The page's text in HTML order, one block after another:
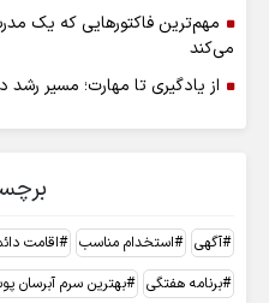
مهم‌ترین فاکتورهایی که یک
می‌کند
از یادگیری تا مهارت؛ مسیر رشد
آگهی استخدام مناسب اقامت
برنامه هفتگی
بهترین سرم آبرسان